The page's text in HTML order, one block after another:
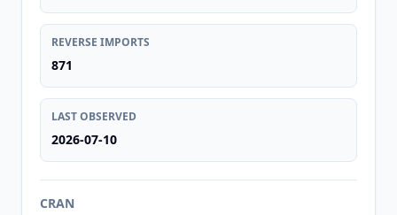
REVERSE IMPORTS
871
LAST OBSERVED
2026-07-10
CRAN